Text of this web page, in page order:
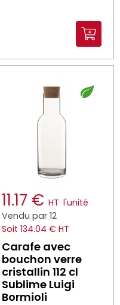
11.17 € HT l'unité
Vendu par 12
Soit 134.04 € HT
Carafe avec
bouchon verre
cristallin 112 cl
Sublime Luigi
Bormioli